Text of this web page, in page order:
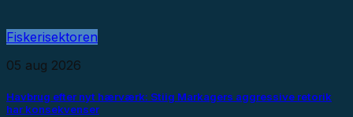
Fiskerisektoren
05 aug 2026
Havbrug efter nyt hærværk: Stiig Markagers aggressive retorik
har konsekvenser